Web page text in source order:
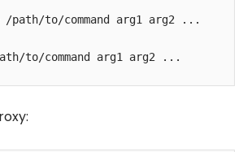
/path/to/command arg1 arg2 ...